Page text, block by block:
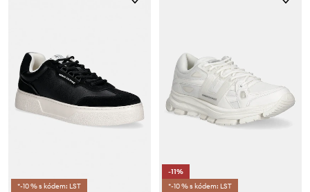
*-10 % s kódem: LST
-11%
*-10 % s kódem: LST